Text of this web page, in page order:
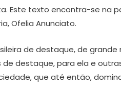
Este texto encontra-se na
Ofelia Anunciato.
de destaque, de
destaque, para ela e
que até então,